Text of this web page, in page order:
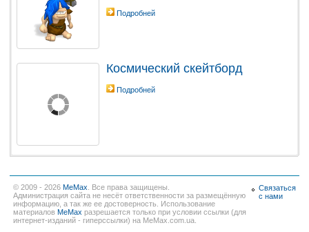
Подробней
Космический скейтборд
Подробней
© 2009 - 2026 MeMax . Все права защищены.
Администрация сайта не несёт ответственности за размещённую
информацию, а так же ее достоверность. Использование
материалов MeMax разрешается только при условии ссылки (для
интернет-изданий - гиперссылки) на MeMax.com.ua.
Связаться
с нами